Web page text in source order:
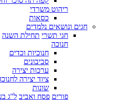
ריהוט משרדי
כסאות
חגים ונושאים נלמדים
חגי תשרי תחילת השנה
חנוכה
חנוכיות וכדים
סביבונים
ערכות יצירה
ציוד יצירה
שונות
פורים פסח ואביב ל"ג